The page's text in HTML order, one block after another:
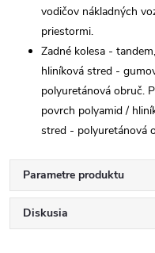
vodičov nákladných
priestormi.
Zadné kolesa -
hliníková stred -
polyuretánová obruč.
povrch polyamid /
stred - polyuretánová
Parametre produktu
Diskusia